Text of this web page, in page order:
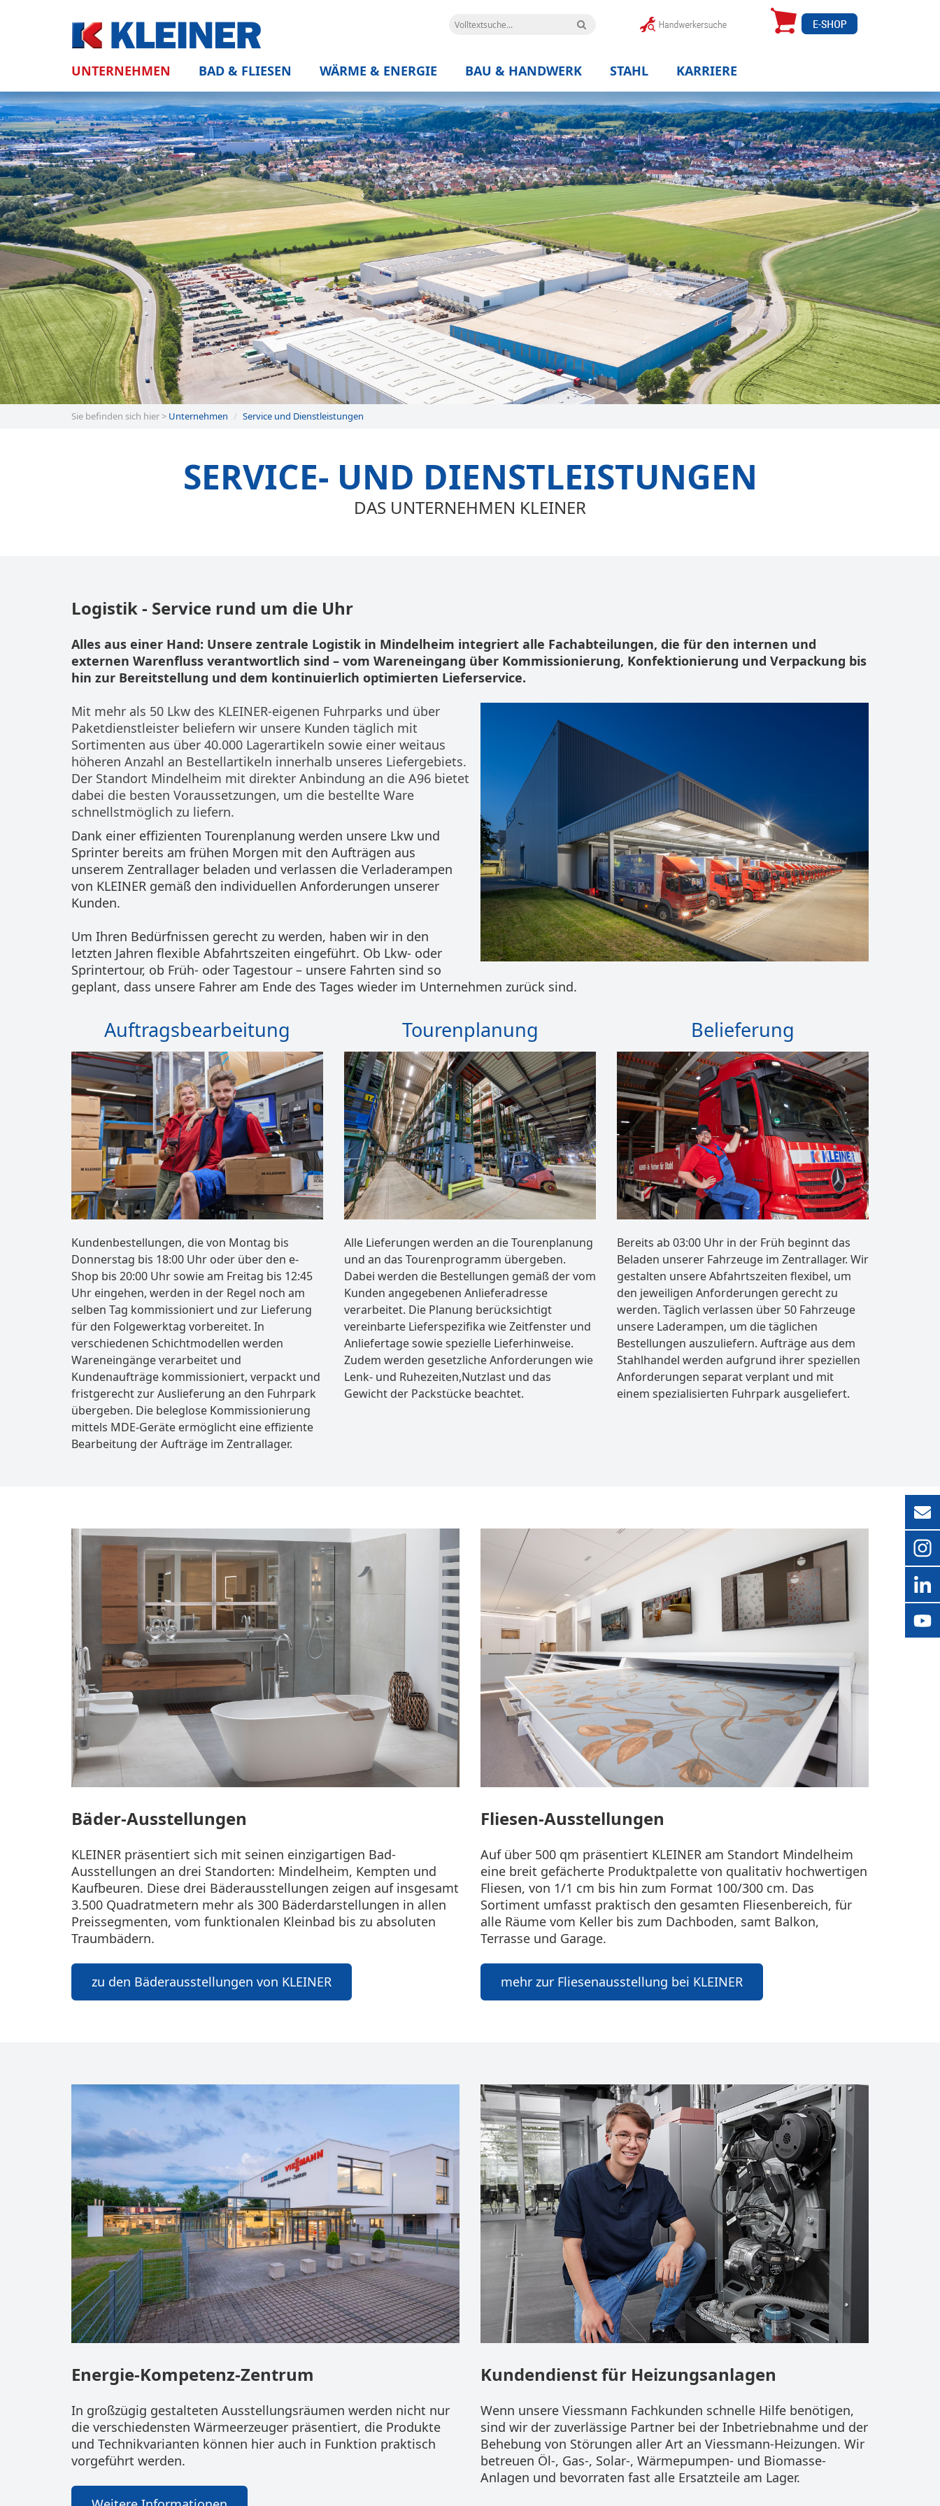
UNTERNEHMEN BAD & FLIESEN WÄRME & ENERGIE BAU & HANDWERK STAHL KARRIERE
Sie befinden sich hier > Unternehmen Service und Dienstleistungen
SERVICE- UND DIENSTLEISTUNGEN
DAS UNTERNEHMEN KLEINER
Logistik - Service rund um die Uhr
Alles aus einer Hand: Unsere zentrale Logistik in Mindelheim integriert alle Fachabteilungen, die für den internen und
externen Warenfluss verantwortlich sind – vom Wareneingang über Kommissionierung, Konfektionierung und Verpackung bis
hin zur Bereitstellung und dem kontinuierlich optimierten Lieferservice.
Mit mehr als 50 Lkw des KLEINER-eigenen Fuhrparks und über
Paketdienstleister beliefern wir unsere Kunden täglich mit
Sortimenten aus über 40.000 Lagerartikeln sowie einer weitaus
höheren Anzahl an Bestellartikeln innerhalb unseres Liefergebiets.
Der Standort Mindelheim mit direkter Anbindung an die A96 bietet
dabei die besten Voraussetzungen, um die bestellte Ware
schnellstmöglich zu liefern.
Dank einer effizienten Tourenplanung werden unsere Lkw und
Sprinter bereits am frühen Morgen mit den Aufträgen aus
unserem Zentrallager beladen und verlassen die Verladerampen
von KLEINER gemäß den individuellen Anforderungen unserer
Kunden.
Um Ihren Bedürfnissen gerecht zu werden, haben wir in den
letzten Jahren flexible Abfahrtszeiten eingeführt. Ob Lkw- oder
Sprintertour, ob Früh- oder Tagestour – unsere Fahrten sind so
geplant, dass unsere Fahrer am Ende des Tages wieder im Unternehmen zurück sind.
Auftragsbearbeitung
Kundenbestellungen, die von Montag bis
Donnerstag bis 18:00 Uhr oder über den e-
Shop bis 20:00 Uhr sowie am Freitag bis 12:45
Uhr eingehen, werden in der Regel noch am
selben Tag kommissioniert und zur Lieferung
für den Folgewerktag vorbereitet. In
verschiedenen Schichtmodellen werden
Wareneingänge verarbeitet und
Kundenaufträge kommissioniert, verpackt und
fristgerecht zur Auslieferung an den Fuhrpark
übergeben. Die beleglose Kommissionierung
mittels MDE-Geräte ermöglicht eine effiziente
Bearbeitung der Aufträge im Zentrallager.
Tourenplanung
Alle Lieferungen werden an die Tourenplanung
und an das Tourenprogramm übergeben.
Dabei werden die Bestellungen gemäß der vom
Kunden angegebenen Anlieferadresse
verarbeitet. Die Planung berücksichtigt
vereinbarte Lieferspezifika wie Zeitfenster und
Anliefertage sowie spezielle Lieferhinweise.
Zudem werden gesetzliche Anforderungen wie
Lenk- und Ruhezeiten,Nutzlast und das
Gewicht der Packstücke beachtet.
Belieferung
Bereits ab 03:00 Uhr in der Früh beginnt das
Beladen unserer Fahrzeuge im Zentrallager. Wir
gestalten unsere Abfahrtszeiten flexibel, um
den jeweiligen Anforderungen gerecht zu
werden. Täglich verlassen über 50 Fahrzeuge
unsere Laderampen, um die täglichen
Bestellungen auszuliefern. Aufträge aus dem
Stahlhandel werden aufgrund ihrer speziellen
Anforderungen separat verplant und mit
einem spezialisierten Fuhrpark ausgeliefert.
Bäder-Ausstellungen
KLEINER präsentiert sich mit seinen einzigartigen Bad-
Ausstellungen an drei Standorten: Mindelheim, Kempten und
Kaufbeuren. Diese drei Bäderausstellungen zeigen auf insgesamt
3.500 Quadratmetern mehr als 300 Bäderdarstellungen in allen
Preissegmenten, vom funktionalen Kleinbad bis zu absoluten
Traumbädern.
zu den Bäderausstellungen von KLEINER
Fliesen-Ausstellungen
Auf über 500 qm präsentiert KLEINER am Standort Mindelheim
eine breit gefächerte Produktpalette von qualitativ hochwertigen
Fliesen, von 1/1 cm bis hin zum Format 100/300 cm. Das
Sortiment umfasst praktisch den gesamten Fliesenbereich, für
alle Räume vom Keller bis zum Dachboden, samt Balkon,
Terrasse und Garage.
mehr zur Fliesenausstellung bei KLEINER
Energie-Kompetenz-Zentrum
In großzügig gestalteten Ausstellungsräumen werden nicht nur
die verschiedensten Wärmeerzeuger präsentiert, die Produkte
und Technikvarianten können hier auch in Funktion praktisch
vorgeführt werden.
Kundendienst für Heizungsanlagen
Wenn unsere Viessmann Fachkunden schnelle Hilfe benötigen,
sind wir der zuverlässige Partner bei der Inbetriebnahme und der
Behebung von Störungen aller Art an Viessmann-Heizungen. Wir
betreuen Öl-, Gas-, Solar-, Wärmepumpen- und Biomasse-
Anlagen und bevorraten fast alle Ersatzteile am Lager.